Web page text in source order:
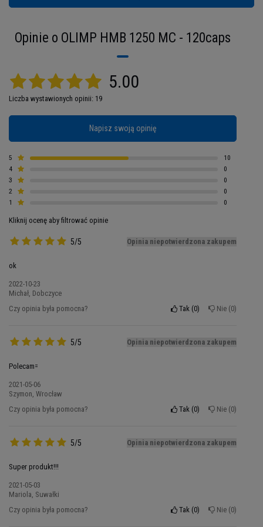
tłuszczowej.
Porcja: 4 cap
Porcji w opakowaniu: 30
Składniki HMB 1250 Mega Caps:
hydroksy-β-metylomaślan wapnia, substancja
wypełniająca – celuloza mikrokrystaliczna;
kwasów tłuszczowych; kapsułka (składniki
Ten produkt nie jest przeznaczony do
diagnozowania, leczenia lub zapobiegania
jakiejkolwiek chorobie.
Informacja żywieniowa:
kapsułka
β-hydroksy-β-metylomaślan
wapnia CaHMB, w tym HMB
1000 mg
2500 mg
Opinie o OLIMP HMB 1250 MC - 120caps
5.00
Liczba wystawionych opinii: 19
Napisz swoją opinię
5
10
4
0
3
0
2
0
1
0
Kliknij ocenę aby filtrować opinie
5/5 Opinia niepotwierdzona zakupem
ok
2022-10-23
Michał, Dobczyce
Czy opinia była pomocna?
Tak 0 Nie 0
5/5 Opinia niepotwierdzona zakupem
Polecam=
2021-05-06
Szymon, Wrocław
Czy opinia była pomocna?
Tak 0 Nie 0
5/5 Opinia niepotwierdzona zakupem
Super produkt!!!
2021-05-03
Mariola, Suwałki
Czy opinia była pomocna?
Tak 0 Nie 0